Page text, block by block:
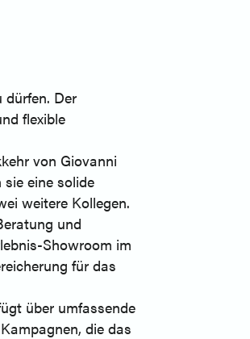
Der
flexible
von Giovanni
eine solide
weitere Kollegen.
und
Showroom im
für das
über umfassende
die das